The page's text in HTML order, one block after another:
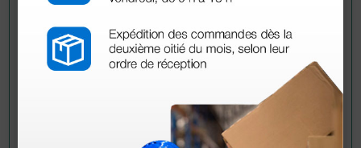
¿Todavía tienes alguna duda? ¿Necesitas más